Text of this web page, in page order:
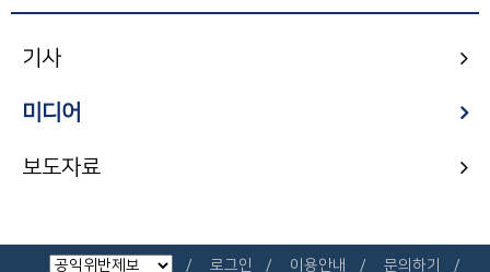
기사
미디어
보도자료
로그인 이용안내
문의하기